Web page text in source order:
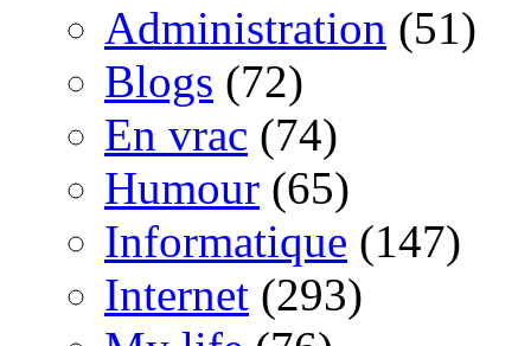
Administration (51)
Blogs (72)
En vrac (74)
Humour (65)
Informatique (147)
Internet (293)